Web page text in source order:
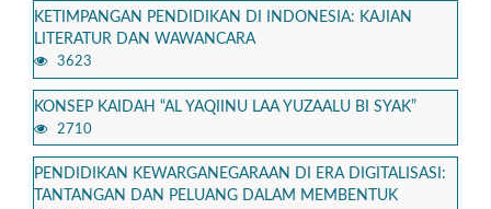
KETIMPANGAN PENDIDIKAN DI INDONESIA: KAJIAN
LITERATUR DAN WAWANCARA
3623
KONSEP KAIDAH “AL YAQIINU LAA YUZAALU BI SYAK”
2710
PENDIDIKAN KEWARGANEGARAAN DI ERA DIGITALISASI:
TANTANGAN DAN PELUANG DALAM MEMBENTUK